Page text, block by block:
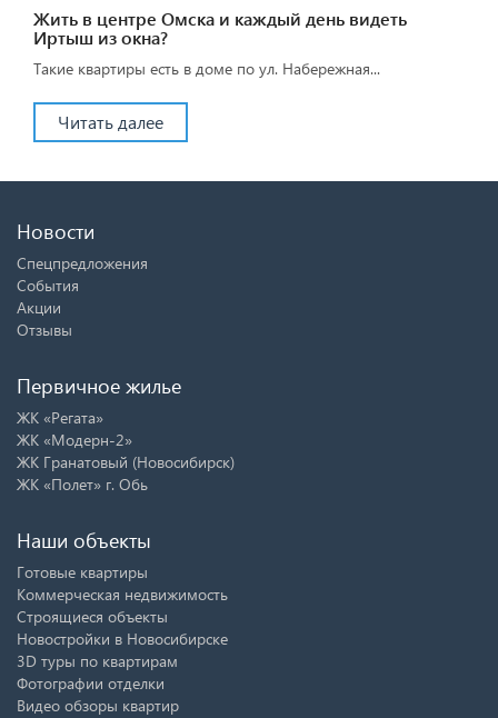
Жить в центре Омска и каждый день видеть
Иртыш из окна?
Такие квартиры есть в доме по ул. Набережная...
Читать далее
Новости
Спецпредложения
События
Акции
Отзывы
Первичное жилье
ЖК «Регата»
ЖК «Модерн-2»
ЖК Гранатовый (Новосибирск)
ЖК «Полет» г. Обь
Наши объекты
Готовые квартиры
Коммерческая недвижимость
Строящиеся объекты
Новостройки в Новосибирске
3D туры по квартирам
Фотографии отделки
Видео обзоры квартир